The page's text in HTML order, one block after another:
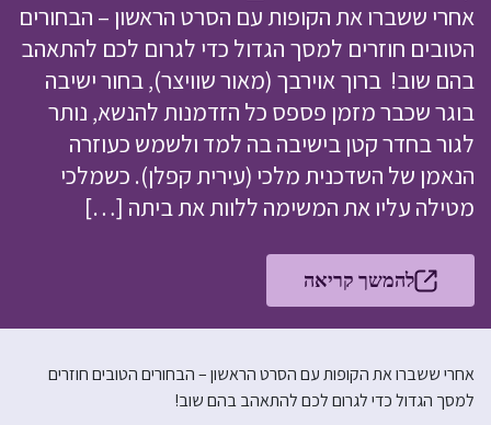
אחרי ששברו את הקופות עם הסרט הראשון – הבחורים
הטובים חוזרים למסך הגדול כדי לגרום לכם להתאהב
בהם שוב! ברוך אוירבך (מאור שוויצר), בחור ישיבה
בוגר שכבר מזמן פספס כל הזדמנות להנשא, נותר
לגור בחדר קטן בישיבה בה למד ולשמש כעוזרה
הנאמן של השדכנית מלכי (עירית קפלן). כשמלכי
מטילה עליו את המשימה ללוות את ביתה […]
להמשך קריאה
אחרי ששברו את הקופות עם הסרט הראשון – הבחורים הטובים חוזרים
למסך הגדול כדי לגרום לכם להתאהב בהם שוב!